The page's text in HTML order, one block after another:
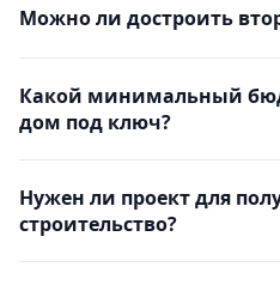
Можно ли достроить
Какой минимальный
дом под ключ?
Нужен ли проект для
строительство?